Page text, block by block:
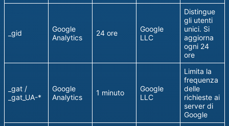
_gid
Google
Analytics
24 ore
Google
LLC
Distingue
gli utenti
unici. Si
aggiorna
ogni 24
ore
_gat /
_gat_UA-*
Google
Analytics
1 minuto
Google
LLC
Limita la
frequenza
delle
richieste ai
server di
Google